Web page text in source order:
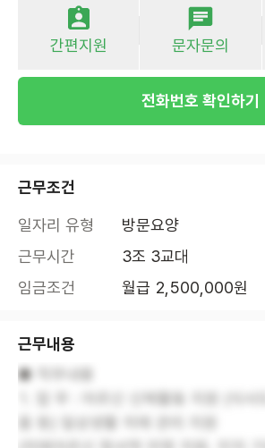
간편지원 문자문의
전화번호 확인하기
근무조건
일자리 유형
방문요양
근무시간
3조 3교대
임금조건
월급 2,500,000원
근무내용
■ 직무내용